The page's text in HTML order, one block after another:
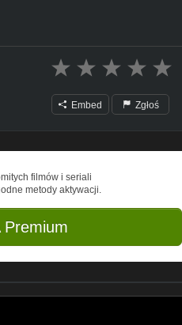
Embed Zgłoś
filmów i seriali
metody aktywacji.
Premium